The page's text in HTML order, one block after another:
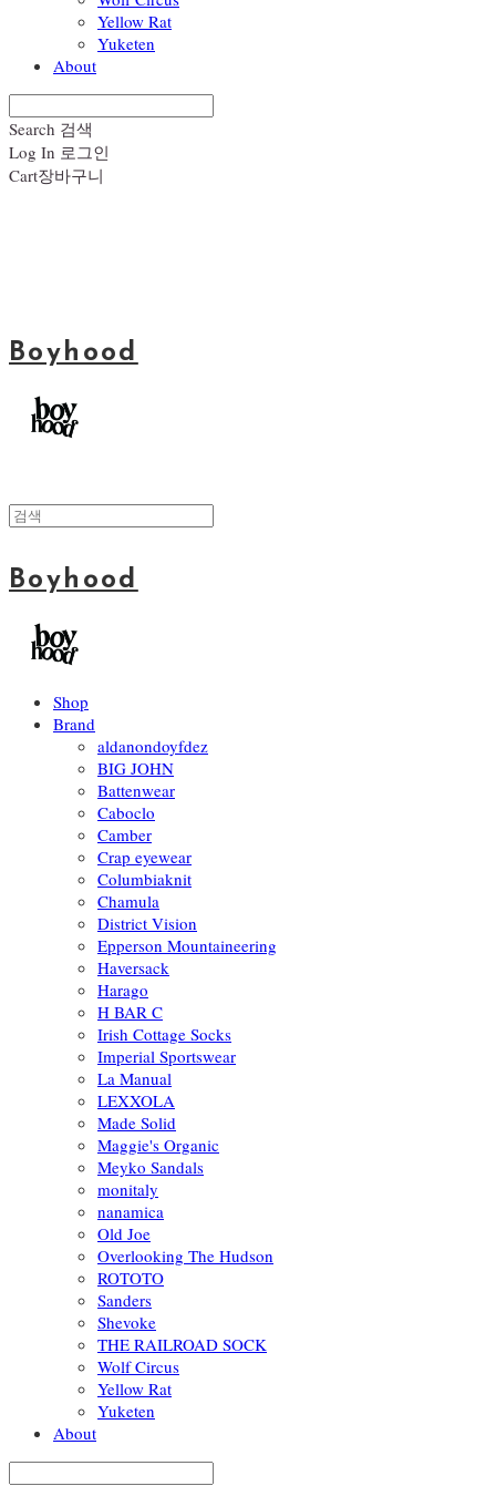
Yellow Rat
Yuketen
About
Search 검색
Log In 로그인
Cart장바구니
Boyhood
Boyhood
Shop
Brand
aldanondoyfdez
BIG JOHN
Battenwear
Caboclo
Camber
Crap eyewear
Columbiaknit
Chamula
District Vision
Epperson Mountaineering
Haversack
Harago
H BAR C
Irish Cottage Socks
Imperial Sportswear
La Manual
LEXXOLA
Made Solid
Maggie's Organic
Meyko Sandals
monitaly
nanamica
Old Joe
Overlooking The Hudson
ROTOTO
Sanders
Shevoke
THE RAILROAD SOCK
Wolf Circus
Yellow Rat
Yuketen
About